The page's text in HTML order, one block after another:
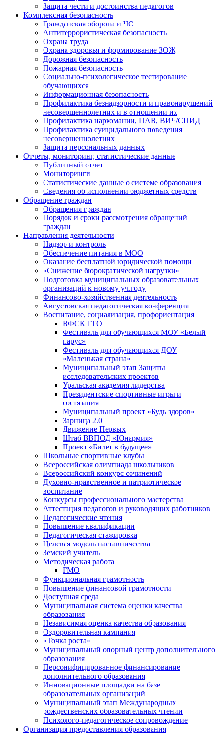
Защита чести и достоинства педагогов
Комплексная безопасность
Гражданская оборона и ЧС
Антитеррористическая безопасность
Охрана труда
Охрана здоровья и формирование ЗОЖ
Дорожная безопасность
Пожарная безопасность
Социально-психологическое тестирование
обучающихся
Информационная безопасность
Профилактика безнадзорности и правонарушений
несовершеннолетних и в отношении их
Профилактика наркомании, ПАВ, ВИЧ/СПИД
Профилактика суицидального поведения
несовершеннолетних
Защита персональных данных
Отчеты, мониторинг, статистические данные
Публичный отчет
Мониторинги
Статистические данные о системе образования
Сведения об исполнении бюджетных средств
Обращение граждан
Обращения граждан
Порядок и сроки рассмотрения обращений
граждан
Направления деятельности
Надзор и контроль
Обеспечение питания в МОО
Оказание бесплатной юридической помощи
«Снижение бюрократической нагрузки»
Подготовка муниципальных образовательных
организаций к новому уч.году
Финансово-хозяйственная деятельность
Августовская педагогическая конференция
Воспитание, социализация, профориентация
ВФСК ГТО
Фестиваль для обучающихся МОУ «Белый
парус»
Фестиваль для обучающихся ДОУ
«Маленькая страна»
Муниципальный этап Защиты
исследовательских проектов
Уральская академия лидерства
Президентские спортивные игры и
состязания
Муниципальный проект «Будь здоров»
Зарница 2.0
Движение Первых
Штаб ВВПОД «Юнармия»
Проект «Билет в будущее»
Школьные спортивные клубы
Всероссийская олимпиада школьников
Всероссийский конкурс сочинений
Духовно-нравственное и патриотическое
воспитание
Конкурсы профессионального мастерства
Аттестация педагогов и руководящих работников
Педагогические чтения
Повышение квалификации
Педагогическая стажировка
Целевая модель наставничества
Земский учитель
Методическая работа
ГМО
Функциональная грамотность
Повышение финансовой грамотности
Доступная среда
Муниципальная система оценки качества
образования
Независимая оценка качества образования
Оздоровительная кампания
«Точка роста»
Муниципальный опорный центр дополнительного
образования
Персонифицированное финансирование
дополнительного образования
Инновационные площадки на базе
образовательных организаций
Муниципальный этап Международных
рождественских образовательных чтений
Психолого-педагогическое сопровождение
Организация предоставления образования